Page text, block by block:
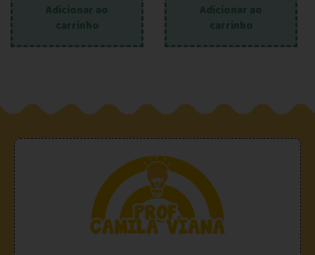
Adicionar ao
carrinho
Adicionar ao
carrinho